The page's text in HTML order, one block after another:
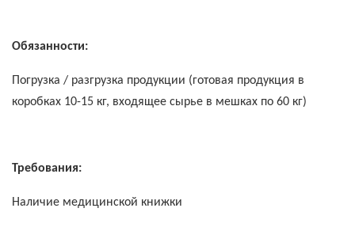
Обязанности:
Погрузка / разгрузка продукции (готовая продукция в
коробках 10-15 кг, входящее сырье в мешках по 60 кг)
Требования:
Наличие медицинской книжки